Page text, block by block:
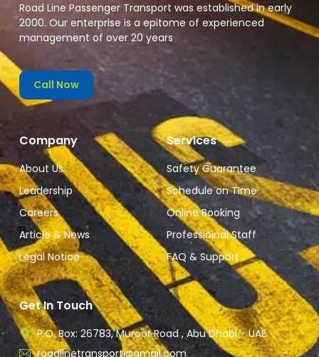
Road Line Passenger Transport was established in early
2000. Our enterprise is a epitome of experienced
management of over 20 years
Call Now
Company
About Us
Leadership
Careers
Article & News
Legal Notice
Services
Safety Guarantee
Schedule on TIme
Online Booking
Professioinal Staff
FAQ & Support
Get In Touch
P.O. Box: 26783, Muroor Road , Abu Dhabi - UAE
roadlinetransport@gmail.com